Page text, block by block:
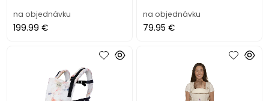
na objednávku
199.99 €
na objednávku
79.95 €